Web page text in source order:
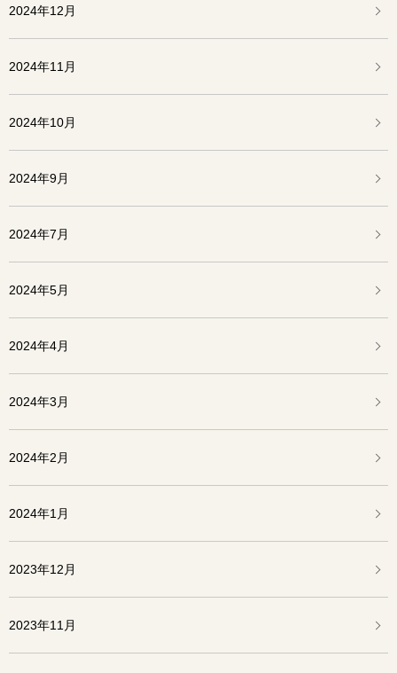
2024年12月
2024年11月
2024年10月
2024年9月
2024年7月
2024年5月
2024年4月
2024年3月
2024年2月
2024年1月
2023年12月
2023年11月